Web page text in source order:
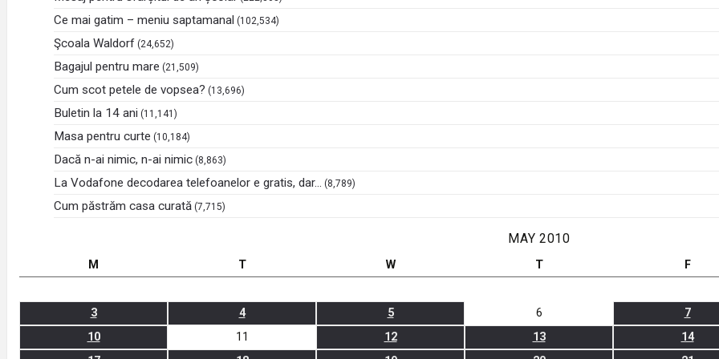
Ce mai gatim – meniu saptamanal (102,534)
Şcoala Waldorf (24,652)
Bagajul pentru mare (21,509)
Cum scot petele de vopsea? (13,696)
Buletin la 14 ani (11,141)
Masa pentru curte (10,184)
Dacă n-ai nimic, n-ai nimic (8,863)
La Vodafone decodarea telefoanelor e gratis, dar… (8,789)
Cum păstrăm casa curată (7,715)
MAY 2010
M T W T F
3
4 5 6 7
10
11 12 13 14